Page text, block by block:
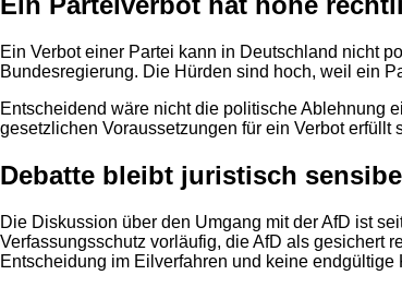
Ein Verbot einer Partei kann in Deutschland nicht
Bundesregierung. Die Hürden sind hoch, weil ein
Entscheidend wäre nicht die politische Ablehnung
gesetzlichen Voraussetzungen für ein Verbot
Debatte bleibt juristisch
Die Diskussion über den Umgang mit der AfD ist
Verfassungsschutz vorläufig, die AfD als gesichert
Entscheidung im Eilverfahren und keine